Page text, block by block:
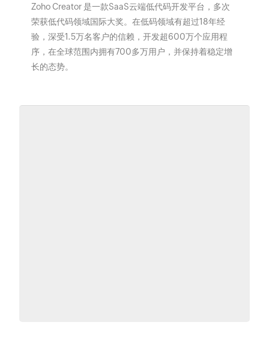
Zoho Creator 是一款SaaS云端低代码开发平台，多次
荣获低代码领域国际大奖。在低码领域有超过18年经
验，深受1.5万名客户的信赖，开发超600万个应用程
序，在全球范围内拥有700多万用户，并保持着稳定增
长的态势。